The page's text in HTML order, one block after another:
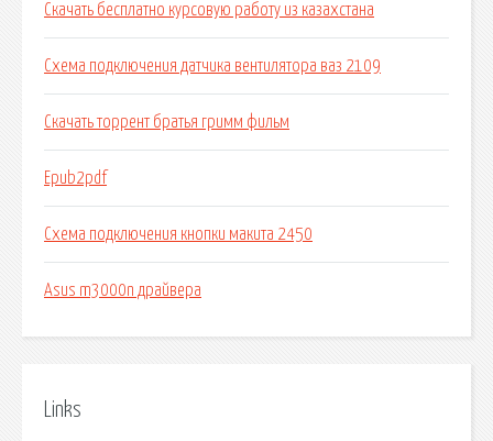
Скачать бесплатно курсовую работу из казахстана
Схема подключения датчика вентилятора ваз 2109
Скачать торрент братья гримм фильм
Epub2pdf
Схема подключения кнопки макита 2450
Asus m3000n драйвера
Links